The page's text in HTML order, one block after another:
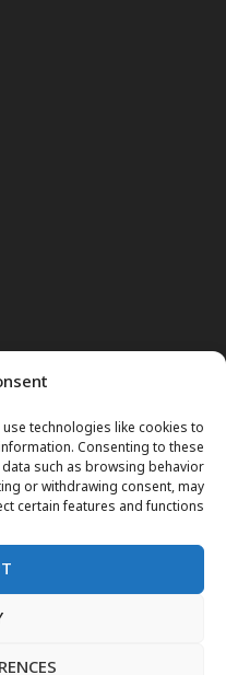
technologies like cookies to
Consenting to these
such as browsing behavior
or withdrawing consent, may
certain features and functions.
نور
اعلانات فوتی